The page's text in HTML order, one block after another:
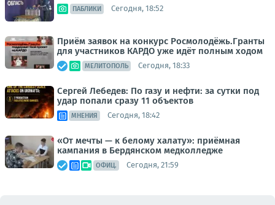
ПАБЛИКИ Сегодня, 18:52
Приём заявок на конкурс Росмолодёжь.Гранты
для участников КАРДО уже идёт полным ходом
МЕЛИТОПОЛЬ Сегодня, 18:33
Сергей Лебедев: По газу и нефти: за сутки под
удар попали сразу 11 объектов
МНЕНИЯ Сегодня, 18:42
«От мечты — к белому халату»: приёмная
кампания в Бердянском медколледже
ОФИЦ. Сегодня, 21:59